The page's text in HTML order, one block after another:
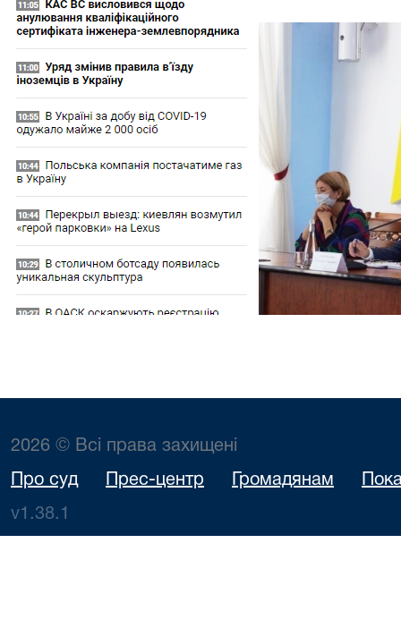
2026 © Всі права захищені
Про суд Прес-центр Громадянам
v1.38.1